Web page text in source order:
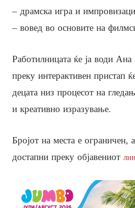
– драмска игра и
– вовед во основите на
Работилницата ќе ја води Ана
преку интерактивен пристап
децата низ процесот на
и креативно изразување.
Бројот на места е ограничен,
достапни преку објавениот